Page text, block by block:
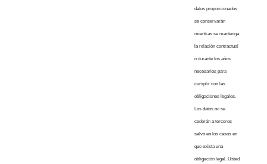
datos proporcionados
se conservarán
mientras se mantenga
la relación contractual
o durante los años
necesarios para
cumplir con las
obligaciones legales.
Los datos no se
cederán a terceros
salvo en los casos en
que exista una
obligación legal. Usted